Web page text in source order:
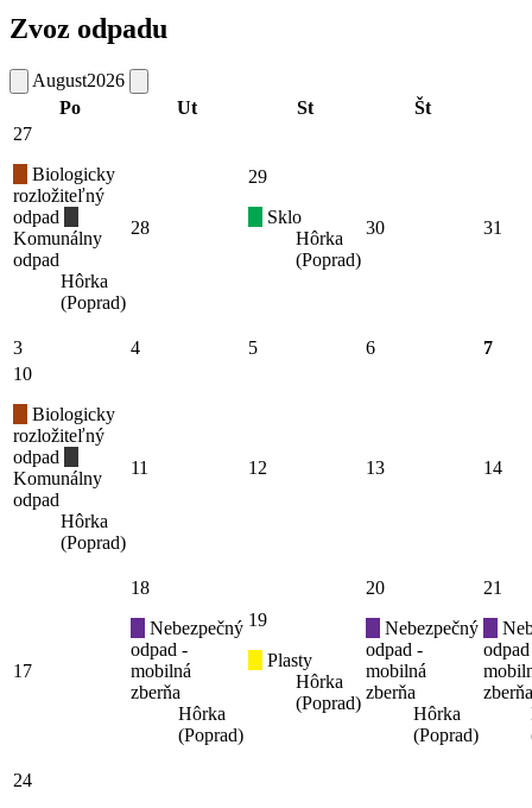
Zvoz odpadu
August2026
Po
Ut St Št
27
Biologicky
rozložiteľný
odpad
Komunálny
odpad
Hôrka
(Poprad)
28
29
Sklo
Hôrka
(Poprad)
30 31
3 4 5 6
7
10
Biologicky
rozložiteľný
odpad
Komunálny
odpad
Hôrka
(Poprad)
11 12 13 14
17
18
Nebezpečný
odpad -
mobilná
zberňa
Hôrka
(Poprad)
19
Plasty
Hôrka
(Poprad)
20
Nebezpečný
odpad -
mobilná
zberňa
Hôrka
(Poprad)
21
zberňa
24